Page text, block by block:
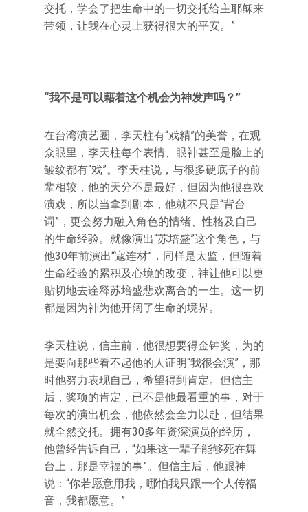
交托，学会了把生命中的一切交托给主耶稣来
带领，让我在心灵上获得很大的平安。”
“我不是可以藉着这个机会为神发声吗？”
在台湾演艺圈，李天柱有“戏精”的美誉，在观
众眼里，李天柱每个表情、眼神甚至是脸上的
皱纹都有“戏”。李天柱说，与很多硬底子的前
辈相较，他的天分不是最好，但因为他很喜欢
演戏，所以当拿到剧本，他就不只是“背台
词”，更会努力融入角色的情绪、性格及自己
的生命经验。就像演出“苏培盛”这个角色，与
他30年前演出“寇连材”，同样是太监，但随着
生命经验的累积及心境的改变，神让他可以更
贴切地去诠释苏培盛悲欢离合的一生。这一切
都是因为神为他开阔了生命的境界。
李天柱说，信主前，他很想要得金钟奖，为的
是要向那些看不起他的人证明“我很会演”，那
时他努力表现自己，希望得到肯定。但信主
后，奖项的肯定，已不是他最看重的事，对于
每次的演出机会，他依然会全力以赴，但结果
就全然交托。拥有30多年资深演员的经历，
他曾经告诉自己，“如果这一辈子能够死在舞
台上，那是幸福的事”。但信主后，他跟神
说：“你若愿意用我，哪怕我只跟一个人传福
音，我都愿意。”